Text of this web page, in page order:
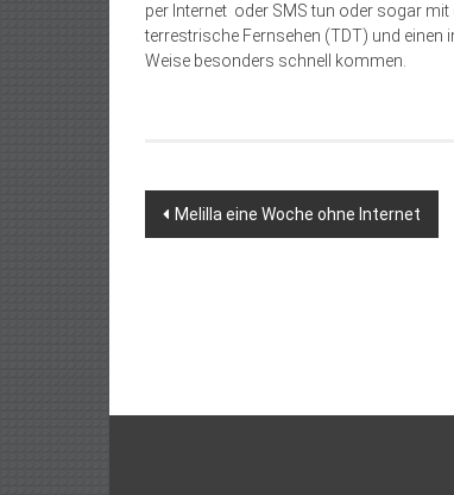
per Internet oder SMS tun oder sogar
terrestrische Fernsehen (TDT) und einen
Weise besonders schnell kommen.
Beitragsnavigation
Melilla eine Woche ohne Internet